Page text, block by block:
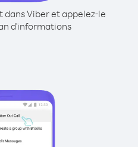
Viber et appelez-le
d'informations